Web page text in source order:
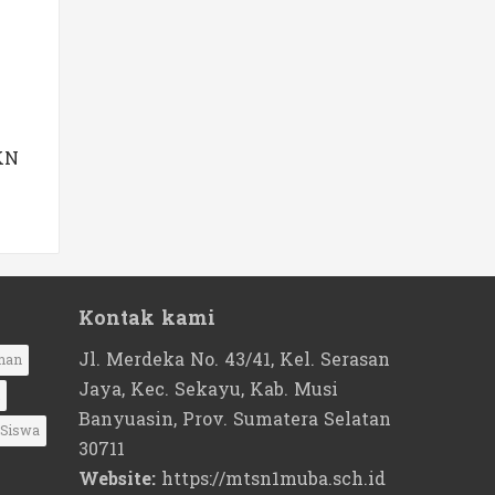
Siswa
Kontak kami
Jl. Merdeka No. 43/41, Kel. Serasan
Jaya, Kec. Sekayu, Kab. Musi
Banyuasin, Prov. Sumatera Selatan
30711
Website: https://mtsn1muba.sch.id